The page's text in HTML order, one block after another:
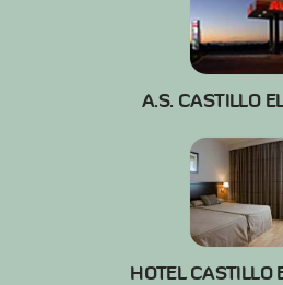
A.S. CASTILLO
HOTEL CASTILLO